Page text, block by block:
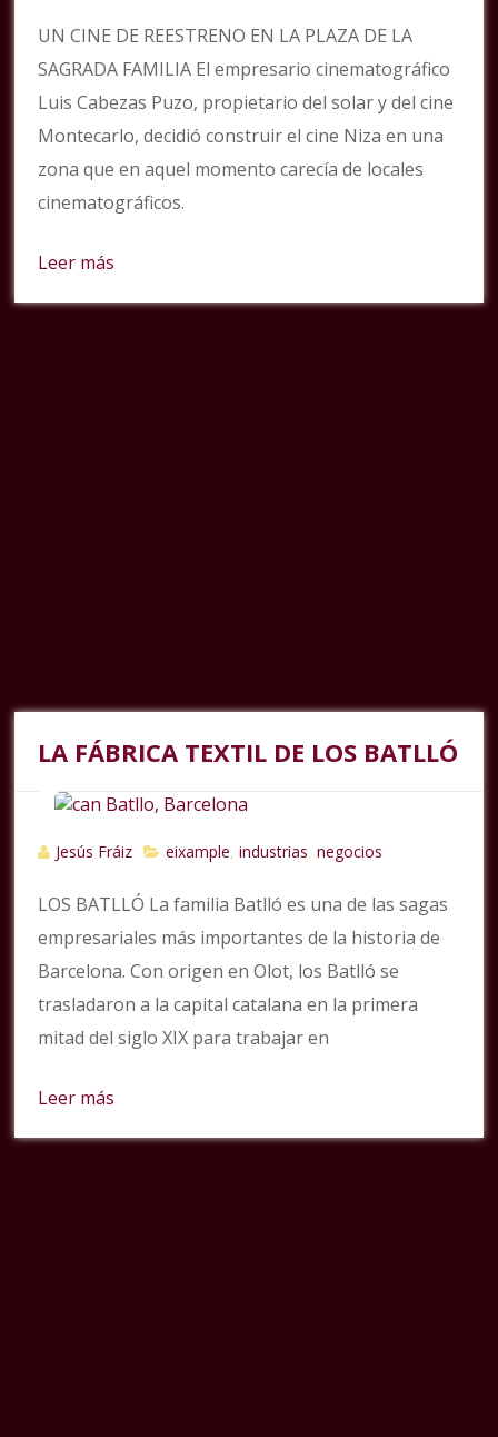
UN CINE DE REESTRENO EN LA PLAZA DE LA
SAGRADA FAMILIA El empresario cinematográfico
Luis Cabezas Puzo, propietario del solar y del cine
Montecarlo, decidió construir el cine Niza en una
zona que en aquel momento carecía de locales
cinematográficos.
Leer más
LA FÁBRICA TEXTIL DE LOS BATLLÓ
Jesús Fráiz eixample ,industrias ,negocios
LOS BATLLÓ La familia Batlló es una de las sagas
empresariales más importantes de la historia de
Barcelona. Con origen en Olot, los Batlló se
trasladaron a la capital catalana en la primera
mitad del siglo XIX para trabajar en
Leer más